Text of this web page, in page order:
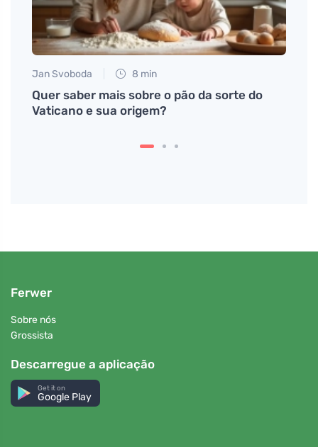
Jan Svoboda 8 min
Quer saber mais sobre o pão da sorte do
Vaticano e sua origem?
Ferwer
Sobre nós
Grossista
Descarregue a aplicação
Get it on
Google Play